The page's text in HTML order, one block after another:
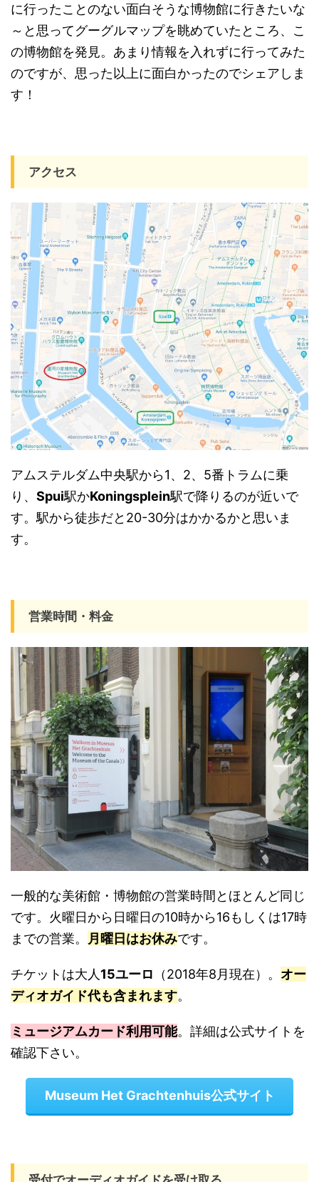
に行ったことのない面白そうな博物館に行きたいな
～と思ってグーグルマップを眺めていたところ、こ
の博物館を発見。あまり情報を入れずに行ってみた
のですが、思った以上に面白かったのでシェアしま
す！
アクセス
アムステルダム中央駅から1、2、5番トラムに乗
り、 Spui駅かKoningsplein駅で降りるのが近いで
す。駅から徒歩だと20-30分はかかるかと思いま
す。
営業時間・料金
一般的な美術館・博物館の営業時間とほとんど同じ
です。火曜日から日曜日の10時から16もしくは17時
までの営業。
月曜日はお休みです。
チケットは大人 15ユーロ （2018年8月現在）。 オー
ディオガイド代も含まれます。
ミュージアムカード利用可能。詳細は公式サイトを
確認下さい。
Museum Het Grachtenhuis公式サイト